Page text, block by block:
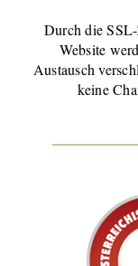
Durch die
Website
Austausch
keine